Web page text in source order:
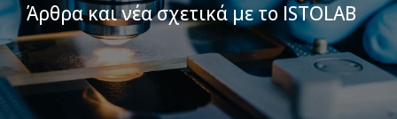
Άρθρα και νέα σχετικά με το ISTOLAB